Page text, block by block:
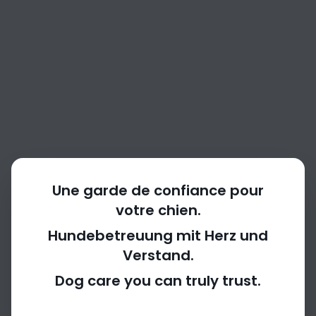
Une garde de confiance pour
votre chien.
Hundebetreuung mit Herz und
Verstand.
Dog care you can truly trust.
404